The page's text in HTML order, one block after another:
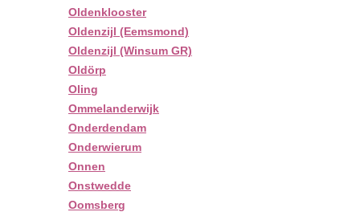
Oldenklooster
Oldenzijl (Eemsmond)
Oldenzijl (Winsum GR)
Oldörp
Oling
Ommelanderwijk
Onderdendam
Onderwierum
Onnen
Onstwedde
Oomsberg